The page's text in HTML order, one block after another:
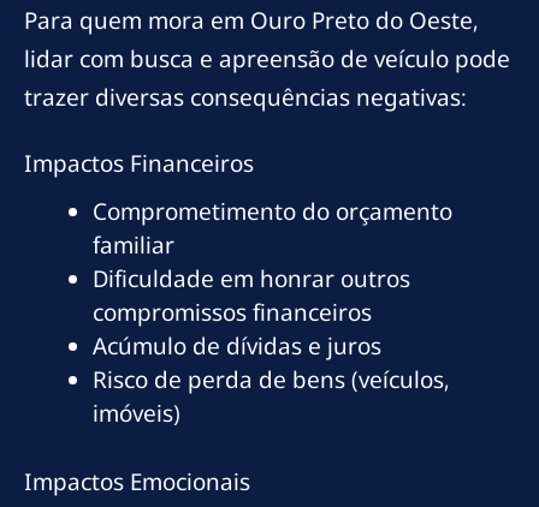
Para quem mora em Ouro Preto do Oeste,
lidar com busca e apreensão de veículo pode
trazer diversas consequências negativas:
Impactos Financeiros
Comprometimento do orçamento
familiar
Dificuldade em honrar outros
compromissos financeiros
Acúmulo de dívidas e juros
Risco de perda de bens (veículos,
imóveis)
Impactos Emocionais